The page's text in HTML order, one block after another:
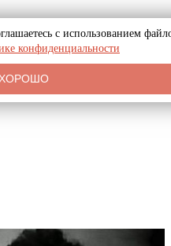
с использованием
конфиденциальности
ХОРОШО